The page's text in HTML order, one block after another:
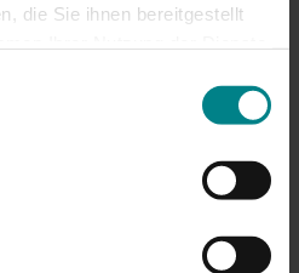
die Sie ihnen bereitgestellt
Sie auch in die
Daten in die USA ein.
Diensten wir uns bedienen,
Sitz in den USA
vergleichbares